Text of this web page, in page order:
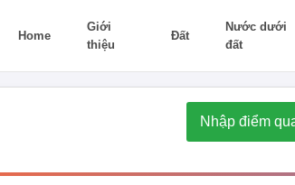
Home
Giới
thiệu
Đất
Nước dưới
đất